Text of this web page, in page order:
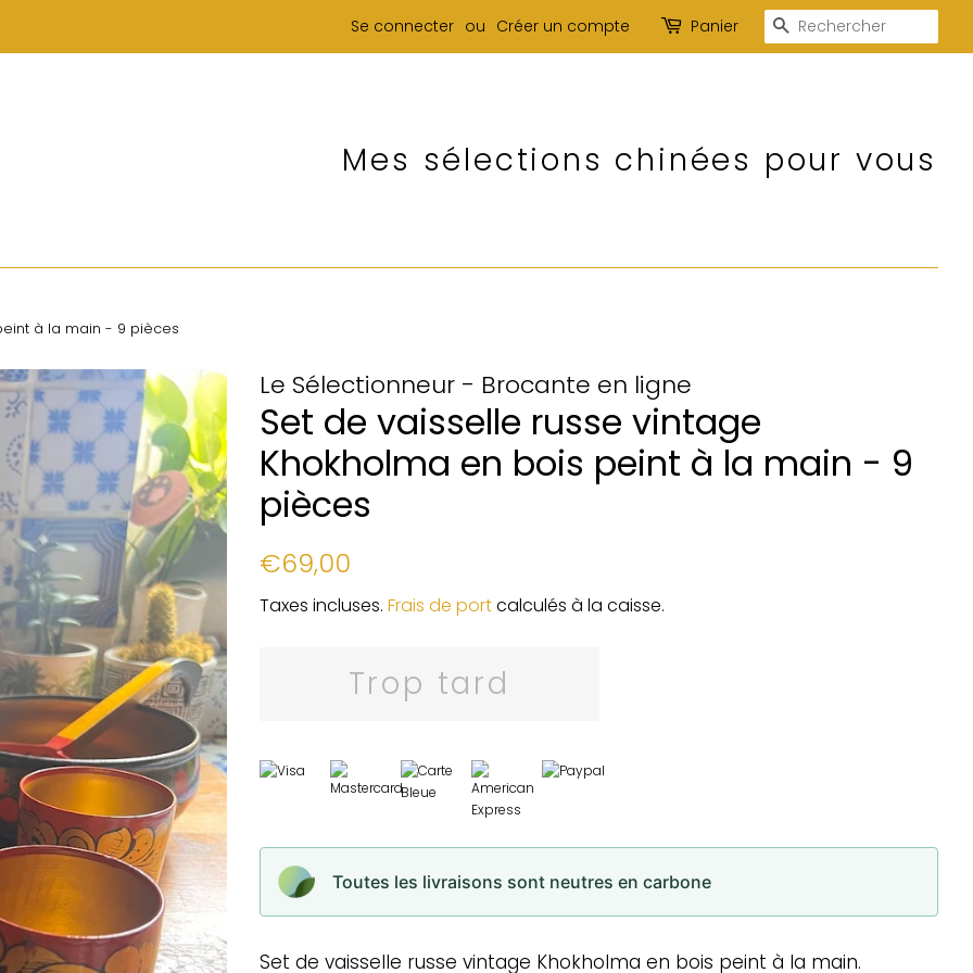
Se connecter ou Créer un compte Panier Recherche
Mes sélections chinées pour vous
à la main - 9 pièces
Le Sélectionneur - Brocante en ligne
Set de vaisselle russe vintage
Khokholma en bois peint à la main - 9
pièces
Prix
€69,00
Taxes incluses. Frais de portcalculés à la caisse.
Trop tard
Toutes les livraisons sont neutres en carbone
Set de vaisselle russe vintage Khokholma en bois peint à la main.